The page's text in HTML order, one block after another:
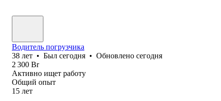
Водитель погрузчика
38 лет • Был сегодня • Обновлено сегодня
2 300 Br
Активно ищет работу
Общий опыт
15 лет